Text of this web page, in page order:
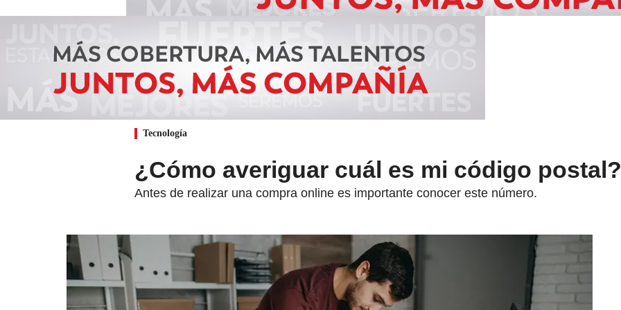
Tecnología
¿Cómo averiguar cuál es mi código postal?
Antes de realizar una compra online es importante conocer este número.